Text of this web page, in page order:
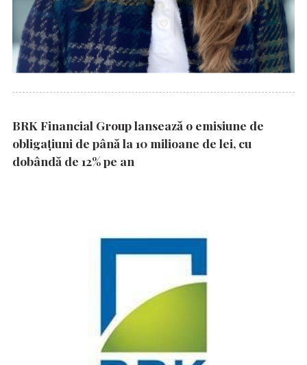
BRK Financial Group lansează o emisiune de
obligațiuni de până la 10 milioane de lei, cu
dobândă de 12% pe an